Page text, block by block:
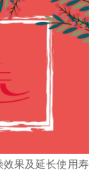
果及延长使用寿